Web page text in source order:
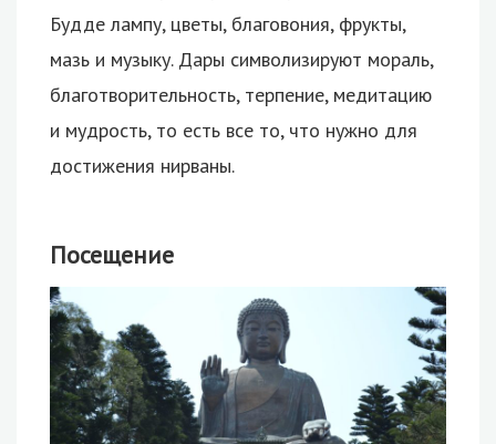
Будде лампу, цветы, благовония, фрукты,
мазь и музыку. Дары символизируют мораль,
благотворительность, терпение, медитацию
и мудрость, то есть все то, что нужно для
достижения нирваны.
Посещение